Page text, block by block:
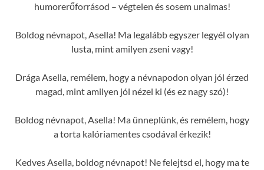
humorerőforrásod – végtelen és sosem unalmas!
Boldog névnapot, Asella! Ma legalább egyszer legyél olyan
lusta, mint amilyen zseni vagy!
Drága Asella, remélem, hogy a névnapodon olyan jól érzed
magad, mint amilyen jól nézel ki (és ez nagy szó)!
Boldog névnapot, Asella! Ma ünneplünk, és remélem, hogy
a torta kalóriamentes csodával érkezik!
Kedves Asella, boldog névnapot! Ne felejtsd el, hogy ma te